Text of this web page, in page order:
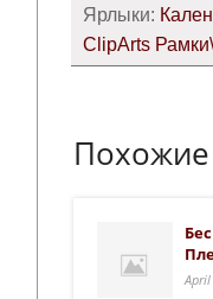
Ярлыки:
ClipArts